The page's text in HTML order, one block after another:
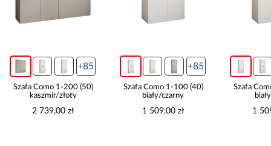
+85
Szafa Como 1-200 (50)
kaszmir/złoty
2 739,00 zł
+85
Szafa Como 1-100 (40)
biały/czarny
1 509,00 zł
Szafa
1